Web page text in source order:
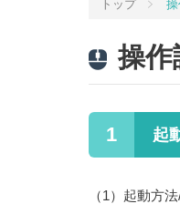
トップ
操作
1 起
（1） 起動方